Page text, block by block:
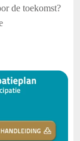
de toekomst?